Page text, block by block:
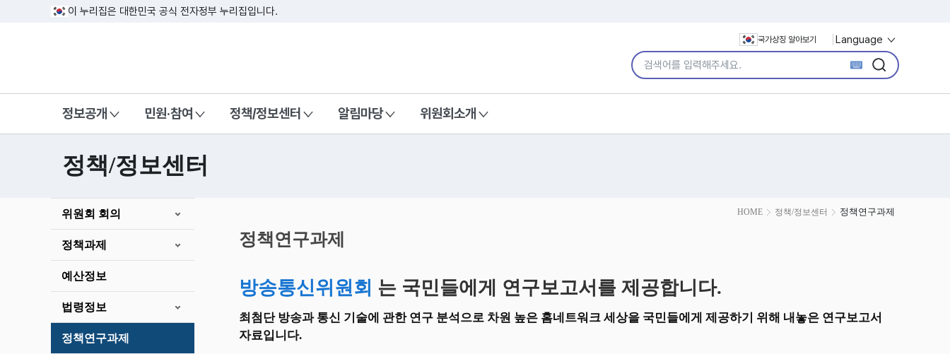
이 누리집은 대한민국 공식 전자정부 누리집입니다.
국가상징 알아보기 Language
통합검색어 입력
검색
검색
정보공개 민원·참여 정책/정보센터 알림마당 위원회소개
정책/정보센터
위원회 회의
정책과제
예산정보
법령정보
정책연구과제
HOME 정책/정보센터 정책연구과제
시
작
정책연구과제
방송통신위원회 는 국민들에게 연구보고서를 제공합니다.
최첨단 방송과 통신 기술에 관한 연구 분석으로 차원 높은 홈네트워크 세상을 국민들에게 제공하기 위해 내놓은 연구보고서
자료입니다.